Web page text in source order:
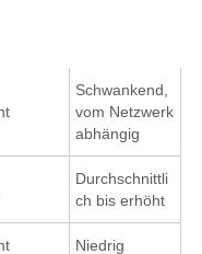
Schwankend,
vom Netzwerk
abhängig
Durchschnittli
ch bis erhöht
Niedrig